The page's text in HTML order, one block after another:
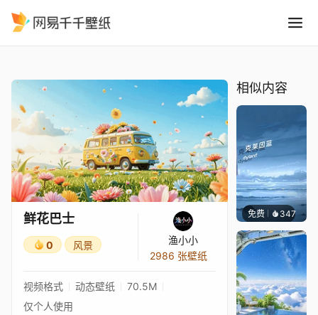
鲜花巴士
0 风景
渔小小
2986 张壁纸
视频格式 动态壁纸
70.5M
仅个人使用
相似内容
免费 347冰茶Ln